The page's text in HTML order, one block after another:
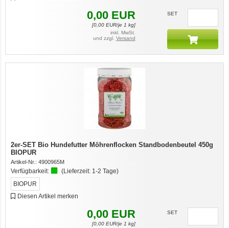
0,00 EUR
[0,00EUR/je 1 kg]
inkl. MwSt.
und zzgl. Versand
SET
2er-SET Bio Hundefutter Möhrenflocken Standbodenbeutel 450g
BIOPUR
Artikel-Nr.: 4900965M
Verfügbarkeit: (Lieferzeit: 1-2 Tage)
BIOPUR
Diesen Artikel merken
0,00 EUR
[0,00EUR/je 1 kg]
SET